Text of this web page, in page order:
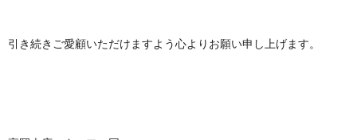
引き続きご愛顧いただけますよう心よりお願い申し上げます。